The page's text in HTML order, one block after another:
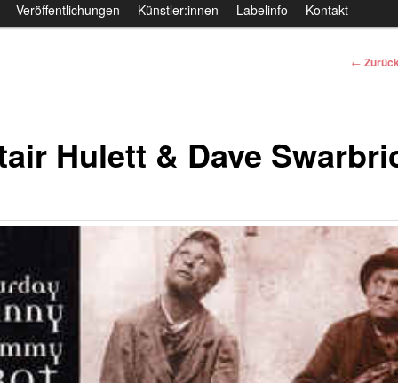
Veröffentlichungen Künstler:innen Labelinfo Kontakt
←
Hulett & Dave